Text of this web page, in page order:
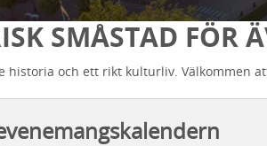
SMÅSTAD FÖR
historia och ett rikt kulturliv. Välkommen